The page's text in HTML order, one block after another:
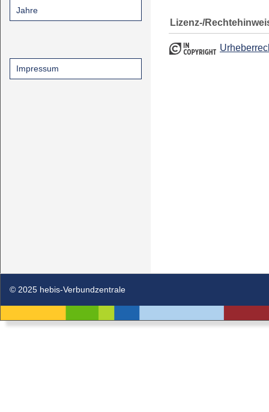
Jahre
Impressum
Lizenz-/
© 2025 hebis-Verbundzentrale